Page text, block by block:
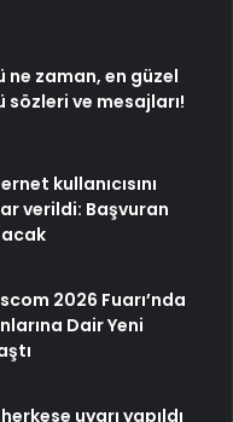
ne zaman, en güzel
sözleri ve mesajları!
kullanıcısını
verildi: Başvuran
2026 Fuarı’nda
Dair Yeni
uyarı yapıldı